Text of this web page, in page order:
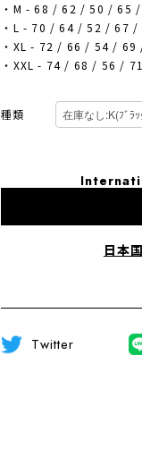
・M - 68 / 62 / 50 / 65
・L - 70 / 64 / 52 / 67 /
・XL - 72 / 66 / 54 / 69
・XXL - 74 / 68 / 56 /
種類
日本
Twitter